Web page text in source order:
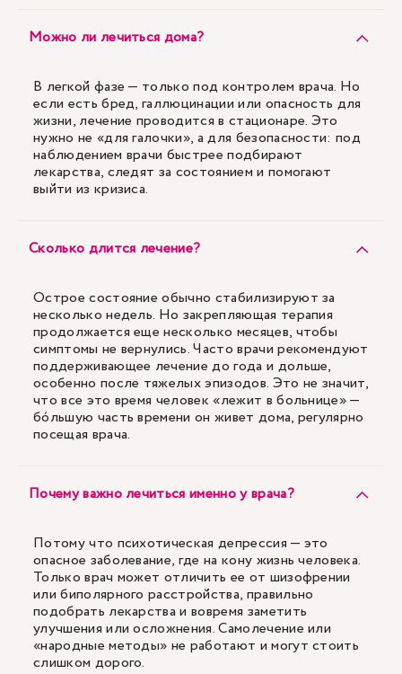
Можно ли лечиться дома?
В легкой фазе — только под контролем врача. Но
если есть бред, галлюцинации или опасность для
жизни, лечение проводится в стационаре. Это
нужно не «для галочки», а для безопасности: под
наблюдением врачи быстрее подбирают
лекарства, следят за состоянием и помогают
выйти из кризиса.
Сколько длится лечение?
Острое состояние обычно стабилизируют за
несколько недель. Но закрепляющая терапия
продолжается еще несколько месяцев, чтобы
симптомы не вернулись. Часто врачи рекомендуют
поддерживающее лечение до года и дольше,
особенно после тяжелых эпизодов. Это не значит,
что все это время человек «лежит в больнице» —
бóльшую часть времени он живет дома, регулярно
посещая врача.
Почему важно лечиться именно у врача?
Потому что психотическая депрессия — это
опасное заболевание, где на кону жизнь человека.
Только врач может отличить ее от шизофрении
или биполярного расстройства, правильно
подобрать лекарства и вовремя заметить
улучшения или осложнения. Самолечение или
«народные методы» не работают и могут стоить
слишком дорого.